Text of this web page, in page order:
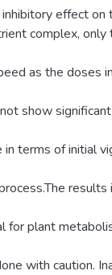
inhibitory effect
complex, only
as the doses
show
terms of initial
for plant
with caution.